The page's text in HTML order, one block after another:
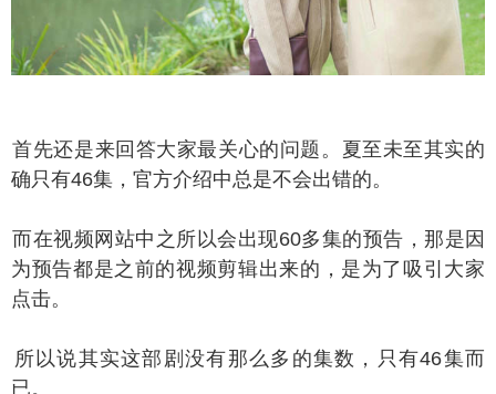
还是来回答大家最关心的问题。夏至未至其实的
确只有46集，官方介绍中总是不会出错的。
视频网站中之所以会出现60多集的预告，那是因
为预告都是之前的视频剪辑出来的，是为了吸引大家
点击。
说其实这部剧没有那么多的集数，只有46集而
已。